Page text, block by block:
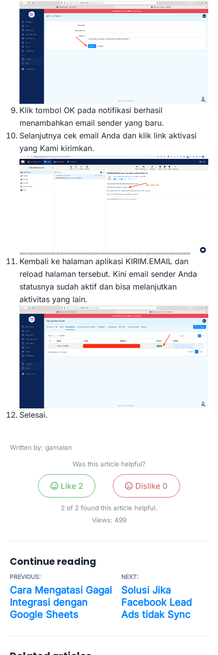
Klik tombol OK pada notifikasi berhasil
menambahkan email sender yang baru.
Selanjutnya cek email Anda dan klik link aktivasi
yang Kami kirimkan.
Kembali ke halaman aplikasi KIRIM.EMAIL dan
reload halaman tersebut. Kini email sender Anda
statusnya sudah aktif dan bisa melanjutkan
aktivitas yang lain.
Selesai.
Written by: gamalan
Was this article helpful?
Like 2 Dislike 0
2 of 2 found this article helpful.
Views: 499
Continue reading
PREVIOUS:
Cara Mengatasi Gagal
Integrasi dengan
Google Sheets
NEXT:
Solusi Jika
Facebook Lead
Ads tidak Sync